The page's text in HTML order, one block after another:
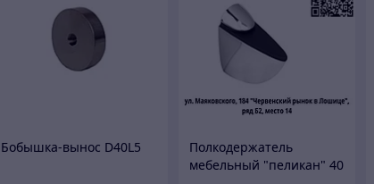
Бобышка-вынос D40L5
Полкодержатель
мебельный "пеликан" 40